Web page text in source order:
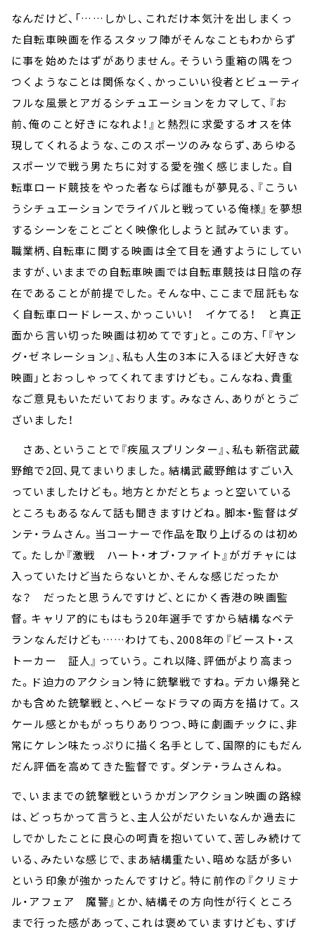
なんだけど、「……しかし、これだけ本気汁を出しまくっ
た自転車映画を作るスタッフ陣がそんなこともわからず
に事を始めたはずがありません。そういう重箱の隅をつ
つくようなことは関係なく、かっこいい役者とビューティ
フルな風景とアガるシチュエーションをカマして、『お
前、俺のこと好きになれよ！』と熱烈に求愛するオスを体
現してくれるような、このスポーツのみならず、あらゆる
スポーツで戦う男たちに対する愛を強く感じました。自
転車ロード競技をやった者ならば誰もが夢見る、『こうい
うシチュエーションでライバルと戦っている俺様』を夢想
するシーンをことごとく映像化しようと試みています。
職業柄、自転車に関する映画は全て目を通すようにしてい
ますが、いままでの自転車映画では自転車競技は日陰の存
在であることが前提でした。そんな中、ここまで屈託もな
く自転車ロードレース、かっこいい！ イケてる！ と真正
面から言い切った映画は初めてです」と。この方、「『ヤン
グ・ゼネレーション』、私も人生の3本に入るほど大好きな
映画」とおっしゃってくれてますけども。こんなね、貴重
なご意見もいただいております。みなさん、ありがとうご
ざいました！
さあ、ということで『疾風スプリンター』、私も新宿武蔵
野館で2回、見てまいりました。結構武蔵野館はすごい入
っていましたけども。地方とかだとちょっと空いている
ところもあるなんて話も聞きますけどね。脚本・監督はダ
ンテ・ラムさん。当コーナーで作品を取り上げるのは初め
て。たしか『激戦 ハート・オブ・ファイト』がガチャには
入っていたけど当たらないとか、そんな感じだったか
な？ だったと思うんですけど、とにかく香港の映画監
督。キャリア的にもはもう20年選手ですから結構なベテ
ランなんだけども……わけても、2008年の『ビースト・ス
トーカー 証人』っていう。これ以降、評価がより高まっ
た。ド迫力のアクション――特に銃撃戦ですね。デカい爆発と
かも含めた銃撃戦――と、ヘビーなドラマの両方を描けて。ス
ケール感とかもがっちりありつつ、時に劇画チックに、非
常にケレン味たっぷりに描く名手として、国際的にもだん
だん評価を高めてきた監督です。ダンテ・ラムさんね。
で、いままでの銃撃戦というかガンアクション映画の路線
は、どっちかって言うと、主人公がだいたいなんか過去に
しでかしたことに良心の呵責を抱いていて、苦しみ続けて
いる、みたいな感じで、まあ結構重たい、暗めな話が多い
という印象が強かったんですけど。特に前作の『クリミナ
ル・アフェア 魔警』とか、結構その方向性が行くところ
まで行った感があって、これは褒めていますけども、すげ